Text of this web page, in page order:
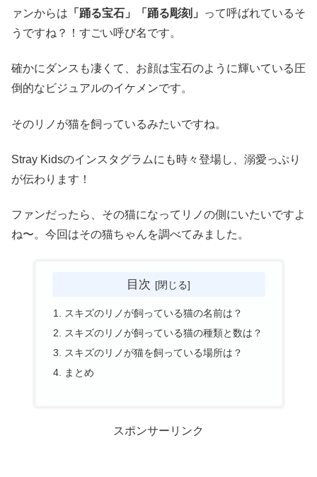
ァンからは 「踊る宝石」「踊る彫刻」
って呼ばれているそ
うですね？！すごい呼び名です。
確かにダンスも凄くて、お顔は宝石のように輝いている圧
倒的なビジュアルのイケメンです。
そのリノが猫を飼っているみたいですね。
Stray Kidsのインスタグラムにも時々登場し、溺愛っぷり
が伝わります！
ファンだったら、その猫になってリノの側にいたいですよ
ね〜。今回はその猫ちゃんを調べてみました。
目次
スキズのリノが飼っている猫の名前は？
スキズのリノが飼っている猫の種類と数は？
スキズのリノが猫を飼っている場所は？
まとめ
スポンサーリンク